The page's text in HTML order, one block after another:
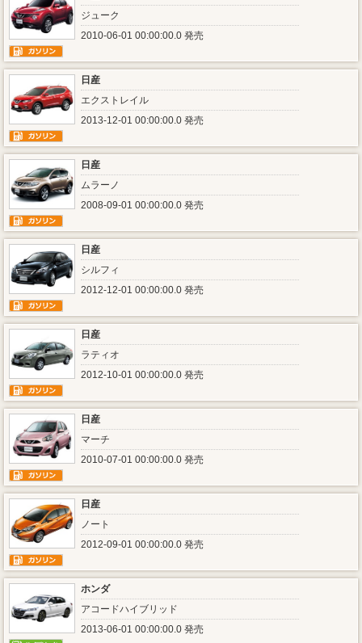
ジューク
2010-06-01 00:00:00.0 発売
日産
エクストレイル
2013-12-01 00:00:00.0 発売
日産
ムラーノ
2008-09-01 00:00:00.0 発売
日産
シルフィ
2012-12-01 00:00:00.0 発売
日産
ラティオ
2012-10-01 00:00:00.0 発売
日産
マーチ
2010-07-01 00:00:00.0 発売
日産
ノート
2012-09-01 00:00:00.0 発売
ホンダ
アコードハイブリッド
2013-06-01 00:00:00.0 発売